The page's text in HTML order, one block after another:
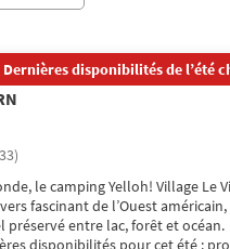
Dernières disponibilités de l’été
le camping Yelloh! Village Le
fascinant de l’Ouest
entre lac, forêt et océan.
disponibilités pour cet été :